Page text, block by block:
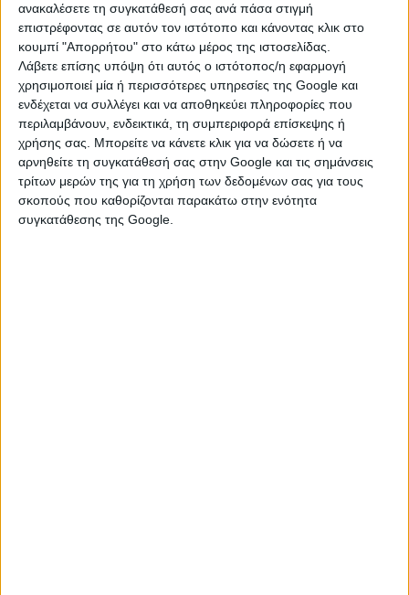
ανακαλέσετε τη συγκατάθεσή σας ανά πάσα στιγμή
επιστρέφοντας σε αυτόν τον ιστότοπο και κάνοντας κλικ στο
κουμπί "Απορρήτου" στο κάτω μέρος της ιστοσελίδας.
Λάβετε επίσης υπόψη ότι αυτός ο ιστότοπος/η εφαρμογή
χρησιμοποιεί μία ή περισσότερες υπηρεσίες της Google και
ενδέχεται να συλλέγει και να αποθηκεύει πληροφορίες που
περιλαμβάνουν, ενδεικτικά, τη συμπεριφορά επίσκεψης ή
χρήσης σας. Μπορείτε να κάνετε κλικ για να δώσετε ή να
αρνηθείτε τη συγκατάθεσή σας στην Google και τις σημάνσεις
τρίτων μερών της για τη χρήση των δεδομένων σας για τους
σκοπούς που καθορίζονται παρακάτω στην ενότητα
συγκατάθεσης της Google.
Κεντρικοί ομιλητέςθα είναι:
κ.Σουγιουτζόγλου Στέργιος– Γενικός Διευθυντής
Χρηματοδοτικών Προϊόντων
κ.Τσαγκαράκης Γεώργιος– Διευθυντής Δανείων/
Εγγυήσεων
κ.Παπαγεωργίου Παναγιώτης– Διευθυντής
Καινοτομίας
Η διαδικτυακή παρουσίαση θα πραγματοποιηθεί
μέσω Microsoft Teams στον σύνδεσμο:Click here to
join the meeting